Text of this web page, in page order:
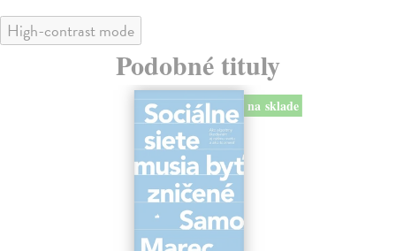
High-contrast mode
Podobné tituly
na sklade